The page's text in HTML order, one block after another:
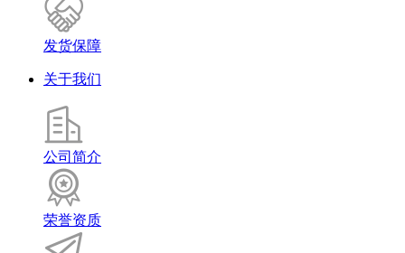
发货保障
关于我们
公司简介
荣誉资质